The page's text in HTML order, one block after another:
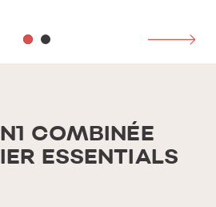
COMBINÉE
ESSENTIALS